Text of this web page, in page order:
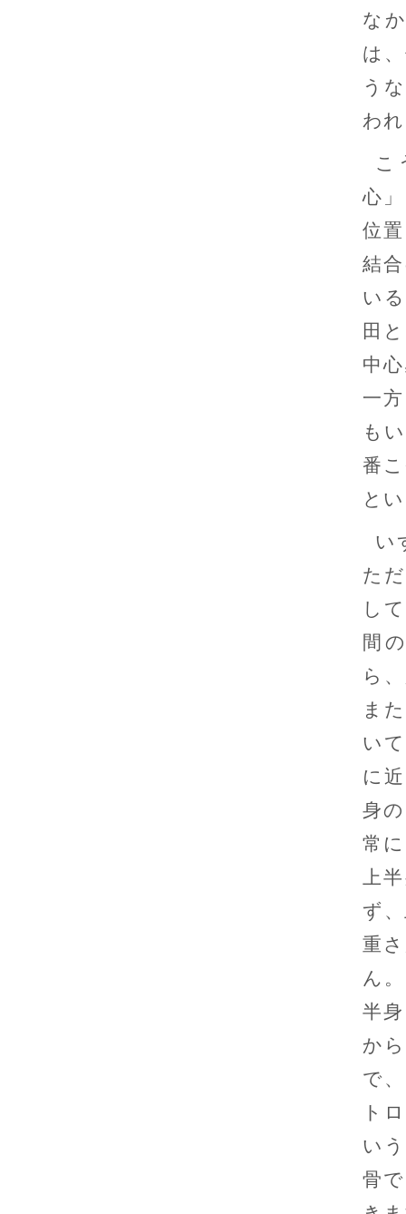
な
は
う
わ
こ
心
位
結
い
田
中
一
も
番
と
い
た
し
間
ら
ま
い
に
身
常
上
ず
重
ん
半
か
で
ト
い
骨